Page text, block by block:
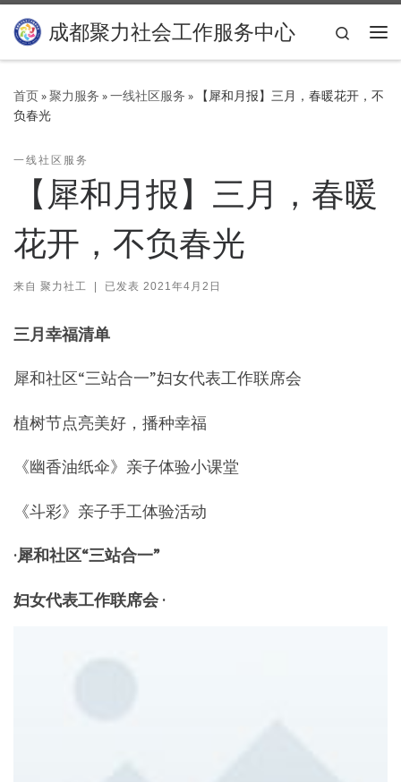
Skip to content
成都聚力社会工作服务中心
Search
首页»聚力服务 »一线社区服务 »
【犀和月报】三月，春暖花开，不
负春光
一线社区服务
【犀和月报】三月，春暖
花开，不负春光
来自 聚力社工 | 已发表 2021年4月2日
三月幸福清单
犀和社区“三站合一”妇女代表工作联席会
植树节点亮美好，播种幸福
《幽香油纸伞》亲子体验小课堂
《斗彩》亲子手工体验活动
·犀和社区“三站合一”
妇女代表工作联席会 ·